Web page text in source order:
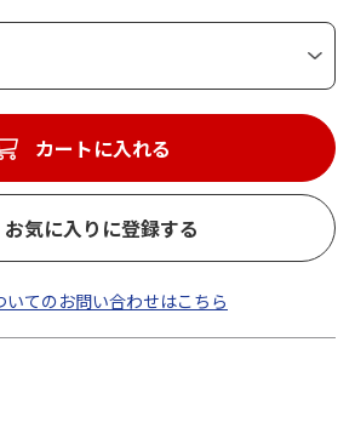
カートに入れる
お気に入りに登録する
いてのお問い合わせはこちら